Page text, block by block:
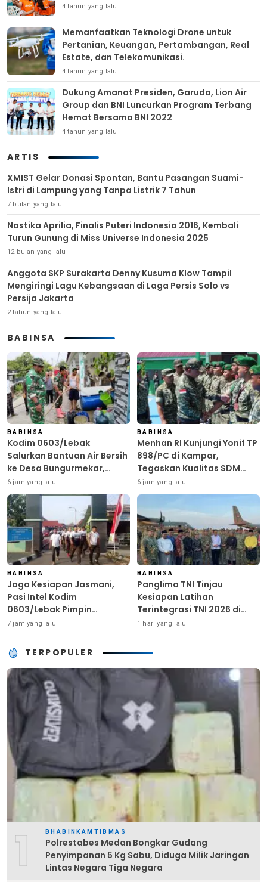
4 tahun yang lalu
Memanfaatkan Teknologi Drone untuk
Pertanian, Keuangan, Pertambangan, Real
Estate, dan Telekomunikasi.
4 tahun yang lalu
Dukung Amanat Presiden, Garuda, Lion Air
Group dan BNI Luncurkan Program Terbang
Hemat Bersama BNI 2022
4 tahun yang lalu
ARTIS
XMIST Gelar Donasi Spontan, Bantu Pasangan Suami-
Istri di Lampung yang Tanpa Listrik 7 Tahun
7 bulan yang lalu
Nastika Aprilia, Finalis Puteri Indonesia 2016, Kembali
Turun Gunung di Miss Universe Indonesia 2025
12 bulan yang lalu
Anggota SKP Surakarta Denny Kusuma Klow Tampil
Mengiringi Lagu Kebangsaan di Laga Persis Solo vs
Persija Jakarta
2 tahun yang lalu
BABINSA
BABINSA
Kodim 0603/Lebak
Salurkan Bantuan Air Bersih
ke Desa Bungurmekar,
Ringankan Beban Warga
Terdampak Kemarau
6 jam yang lalu
BABINSA
Menhan RI Kunjungi Yonif TP
898/PC di Kampar,
Tegaskan Kualitas SDM
Kunci Kekuatan TNI
6 jam yang lalu
BABINSA
Jaga Kesiapan Jasmani,
Pasi Intel Kodim
0603/Lebak Pimpin
Pembinaan Fisik Rutin
7 jam yang lalu
BABINSA
Panglima TNI Tinjau
Kesiapan Latihan
Terintegrasi TNI 2026 di
Dabo Singkep
1 hari yang lalu
TERPOPULER
1 BHABINKAMTIBMAS
Polrestabes Medan Bongkar Gudang
Penyimpanan 5 Kg Sabu, Diduga Milik Jaringan
Lintas Negara Tiga Negara